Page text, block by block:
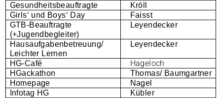
Gesundheitsbeauftragte
Kröll
Girls‘ und Boys‘ Day
Faisst
GTB-Beauftragte
(+Jugendbegleiter)
Leyendecker
Hausaufgabenbetreuung/
Leichter Lernen
Leyendecker
HG-Café Hageloch
HGackathon
Thomas/ Baumgartner
Homepage
Nagel
Infotag HG
Kübler